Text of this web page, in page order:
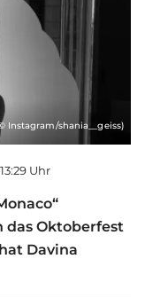
Instagram/shania__geiss)
Uhr
das Oktoberfest
Davina